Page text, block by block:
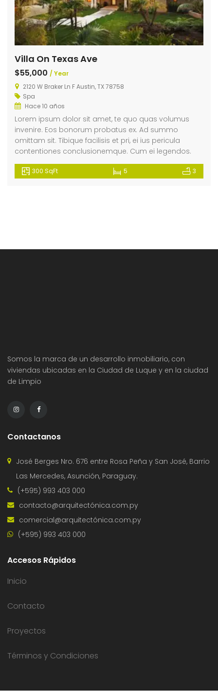
Villa On Texas Ave
$55,000 / Year
2120 W Braker Ln F Austin, TX 78758
Spa
Hace 10 años
Lorem ipsum dolor sit amet, te quo quas volumus
invenire. Eos bonorum probatus ex. Ad summo
omittam sit. Tibique facilisis et pri, ei ius pericula
contentiones conclusionemque. Cum ei legendos.
300 SqFt 5 3
Somos la marca de un desarrollo inmobiliario, con
viviendas ubicadas en la Ciudad de Luque y en la ciudad
de Limpio
Contactanos
José Berges Nro. 676 entre Rosa Peña y San José, Barrio
Las Mercedes, Asunción, Paraguay.
(+595) 993 403 000
contacto@arquitectónica.com.py
comercial@arquitectónica.com.py
(+595) 993 403 000
Accesos Rápidos
Inicio
Contacto
Proyectos
Términos y Condiciones